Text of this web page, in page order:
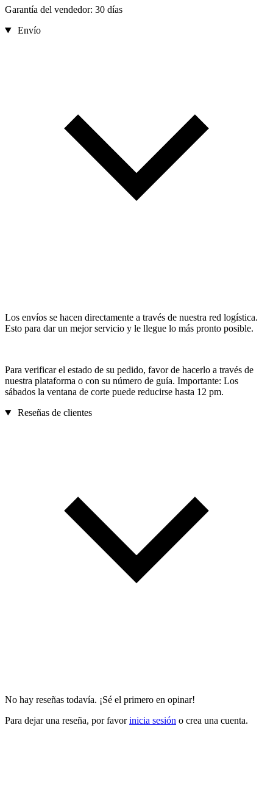
Garantía del vendedor: 30 días
Envío
Los envíos se hacen directamente a través de nuestra red logística.
Esto para dar un mejor servicio y le llegue lo más pronto posible.
Para verificar el estado de su pedido, favor de hacerlo a través de
nuestra plataforma o con su número de guía. Importante: Los
sábados la ventana de corte puede reducirse hasta 12 pm.
Reseñas de clientes
No hay reseñas todavía. ¡Sé el primero en opinar!
Para dejar una reseña, por favorinicia sesión o crea una cuenta.